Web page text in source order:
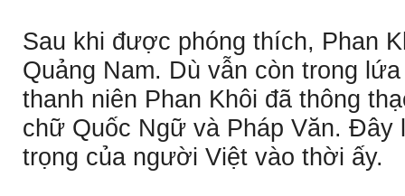
Sau khi được phóng thích, Phan
Quảng Nam. Dù vẫn còn trong
thanh niên Phan Khôi đã thông
chữ Quốc Ngữ và Pháp Văn. Ðây
trọng của người Việt vào thời ấy.